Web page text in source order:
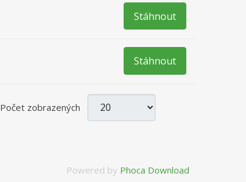
Stáhnout
Stáhnout
Počet zobrazených
Powered by Phoca Download